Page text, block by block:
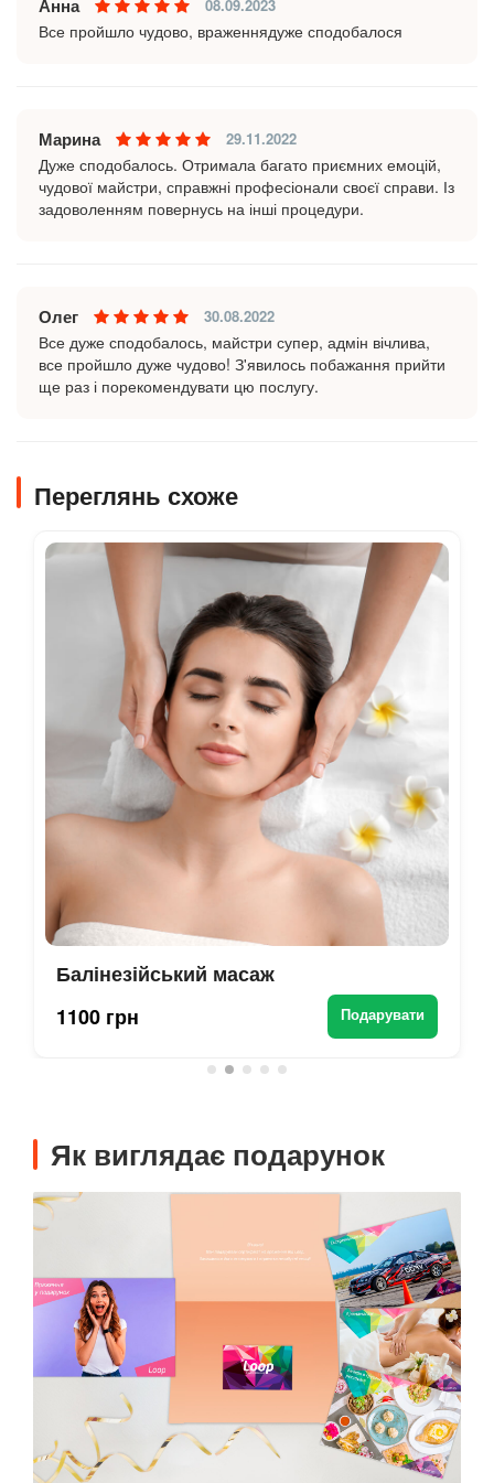
Анна 08.09.2023
Все пройшло чудово, враженнядуже сподобалося
Марина 29.11.2022
Дуже сподобалось. Отримала багато приємних емоцій,
чудової майстри, справжні професіонали своєї справи. Із
задоволенням повернусь на інші процедури.
Олег 30.08.2022
Все дуже сподобалось, майстри супер, адмін вічлива,
все пройшло дуже чудово! З'явилось побажання прийти
ще раз і порекомендувати цю послугу.
Переглянь схоже
Балінезійський масаж
1100 грн
Подарувати
Як виглядає подарунок